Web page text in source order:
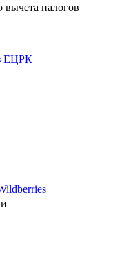
вычета налогов
ЕЦРК